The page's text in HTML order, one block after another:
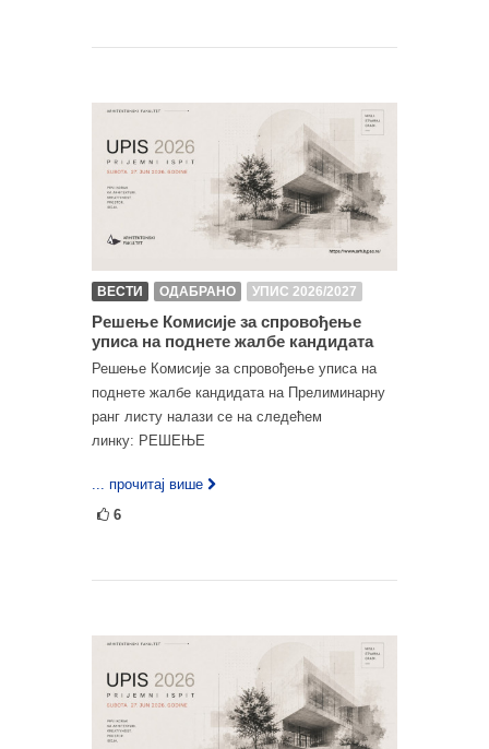
ВЕСТИ ОДАБРАНО УПИС 2026/2027
Решење Комисије за спровођење
уписа на поднете жалбе кандидата
Решење Комисије за спровођење уписа на
поднете жалбе кандидата на Прелиминарну
ранг листу налази се на следећем
линку: РЕШЕЊЕ
... прочитај више
6